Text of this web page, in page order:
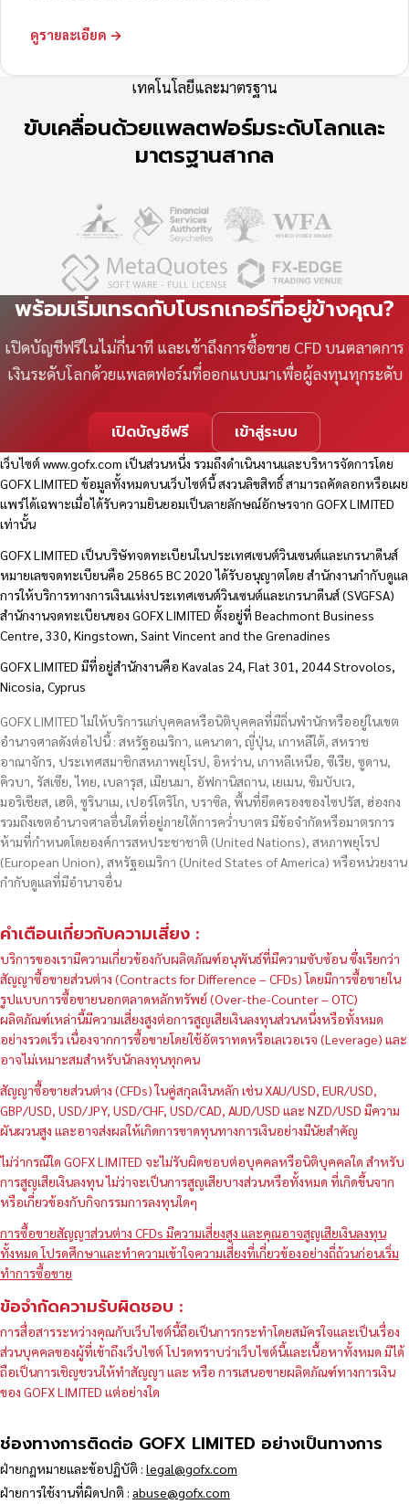
ดูรายละเอียด →
เทคโนโลยีและมาตรฐาน
ขับเคลื่อนด้วยแพลตฟอร์มระดับโลกและ
มาตรฐานสากล
พร้อมเริ่มเทรดกับโบรกเกอร์ที่อยู่ข้างคุณ?
เปิดบัญชีฟรีในไม่กี่นาที และเข้าถึงการซื้อขาย CFD บนตลาดการ
เงินระดับโลกด้วยแพลตฟอร์มที่ออกแบบมาเพื่อผู้ลงทุนทุกระดับ
เปิดบัญชีฟรี เข้าสู่ระบบ
เว็บไซต์www.gofx.com เป็นส่วนหนึ่ง รวมถึงดำเนินงานและบริหารจัดการโดย
GOFX LIMITED ข้อมูลทั้งหมดบนเว็บไซต์นี้ สงวนลิขสิทธิ์ สามารถคัดลอกหรือเผย
แพร่ได้เฉพาะเมื่อได้รับความยินยอมเป็นลายลักษณ์อักษรจาก GOFX LIMITED
เท่านั้น
GOFX LIMITED เป็นบริษัทจดทะเบียนในประเทศเซนต์วินเซนต์และเกรนาดีนส์
หมายเลขจดทะเบียนคือ 25865 BC 2020 ได้รับอนุญาตโดย สำนักงานกำกับดูแล
การให้บริการทางการเงินแห่งประเทศเซนต์วินเซนต์และเกรนาดีนส์ (SVGFSA)
สำนักงานจดทะเบียนของ GOFX LIMITED ตั้งอยู่ที่ Beachmont Business
Centre, 330, Kingstown, Saint Vincent and the Grenadines
GOFX LIMITED มีที่อยู่สำนักงานคือ Kavalas 24, Flat 301, 2044 Strovolos,
Nicosia, Cyprus
GOFX LIMITED ไม่ให้บริการแก่บุคคลหรือนิติบุคคลที่มีถิ่นพำนักหรืออยู่ในเขต
อำนาจศาลดังต่อไปนี้ : สหรัฐอเมริกา, แคนาดา, ญี่ปุ่น, เกาหลีใต้, สหราช
อาณาจักร, ประเทศสมาชิกสหภาพยุโรป, อิหร่าน, เกาหลีเหนือ, ซีเรีย, ซูดาน,
คิวบา, รัสเซีย, ไทย, เบลารุส, เมียนมา, อัฟกานิสถาน, เยเมน, ซิมบับเว,
มอริเชียส, เฮติ, ซูรินาเม, เปอร์โตริโก, บราซิล, พื้นที่ยึดครองของไซปรัส, ฮ่องกง
รวมถึงเขตอำนาจศาลอื่นใดที่อยู่ภายใต้การคว่ำบาตร มีข้อจำกัดหรือมาตรการ
ห้ามที่กำหนดโดยองค์การสหประชาชาติ (United Nations), สหภาพยุโรป
(European Union), สหรัฐอเมริกา (United States of America) หรือหน่วยงาน
กำกับดูแลที่มีอำนาจอื่น
คำเตือนเกี่ยวกับความเสี่ยง :
บริการของเรามีความเกี่ยวข้องกับผลิตภัณฑ์อนุพันธ์ที่มีความซับซ้อน ซึ่งเรียกว่า
สัญญาซื้อขายส่วนต่าง (Contracts for Difference – CFDs) โดยมีการซื้อขายใน
รูปแบบการซื้อขายนอกตลาดหลักทรัพย์ (Over-the-Counter – OTC)
ผลิตภัณฑ์เหล่านี้มีความเสี่ยงสูงต่อการสูญเสียเงินลงทุนส่วนหนึ่งหรือทั้งหมด
อย่างรวดเร็ว เนื่องจากการซื้อขายโดยใช้อัตราทดหรือเลเวอเรจ (Leverage) และ
อาจไม่เหมาะสมสำหรับนักลงทุนทุกคน
สัญญาซื้อขายส่วนต่าง (CFDs) ในคู่สกุลเงินหลัก เช่น XAU/USD, EUR/USD,
GBP/USD, USD/JPY, USD/CHF, USD/CAD, AUD/USD และ NZD/USD มีความ
ผันผวนสูง และอาจส่งผลให้เกิดการขาดทุนทางการเงินอย่างมีนัยสำคัญ
ไม่ว่ากรณีใด GOFX LIMITED จะไม่รับผิดชอบต่อบุคคลหรือนิติบุคคลใด สำหรับ
การสูญเสียเงินลงทุน ไม่ว่าจะเป็นการสูญเสียบางส่วนหรือทั้งหมด ที่เกิดขึ้นจาก
หรือเกี่ยวข้องกับกิจกรรมการลงทุนใดๆ
การซื้อขายสัญญาส่วนต่าง CFDs มีความเสี่ยงสูง และคุณอาจสูญเสียเงินลงทุน
ทั้งหมด โปรดศึกษาและทำความเข้าใจความเสี่ยงที่เกี่ยวข้องอย่างถี่ถ้วนก่อนเริ่ม
ทำการซื้อขาย
ข้อจำกัดความรับผิดชอบ :
การสื่อสารระหว่างคุณกับเว็บไซต์นี้ถือเป็นการกระทำโดยสมัครใจและเป็นเรื่อง
ส่วนบุคคลของผู้ที่เข้าถึงเว็บไซต์ โปรดทราบว่าเว็บไซต์นี้และเนื้อหาทั้งหมด มิได้
ถือเป็นการเชิญชวนให้ทำสัญญา และ หรือ การเสนอขายผลิตภัณฑ์ทางการเงิน
ของ GOFX LIMITED แต่อย่างใด
ช่องทางการติดต่อ GOFX LIMITED อย่างเป็นทางการ
ฝ่ายกฎหมายและข้อปฏิบัติ : legal@gofx.com
ฝ่ายการใช้งานที่ผิดปกติ : abuse@gofx.com